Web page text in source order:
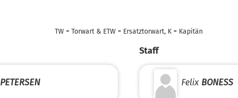
TW = Torwart & ETW = Ersatztorwart, K = Kapitän
PETERSEN
Staff
Felix BONESS